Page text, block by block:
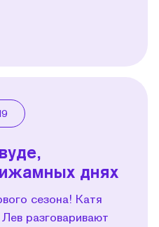
днях
сезона! Катя
разговаривают